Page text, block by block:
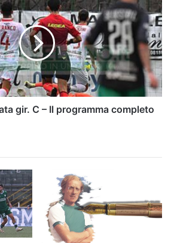
gir. C – Il programma completo